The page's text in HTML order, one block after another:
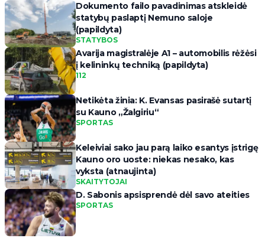
Dokumento failo pavadinimas atskleidė
statybų paslaptį Nemuno saloje
(papildyta)
STATYBOS
Avarija magistralėje A1 – automobilis rėžėsi
į kelininkų techniką (papildyta)
112
Netikėta žinia: K. Evansas pasirašė sutartį
su Kauno „Žalgiriu“
SPORTAS
Keleiviai sako jau parą laiko esantys įstrigę
Kauno oro uoste: niekas nesako, kas
vyksta (atnaujinta)
SKAITYTOJAI
D. Sabonis apsisprendė dėl savo ateities
SPORTAS